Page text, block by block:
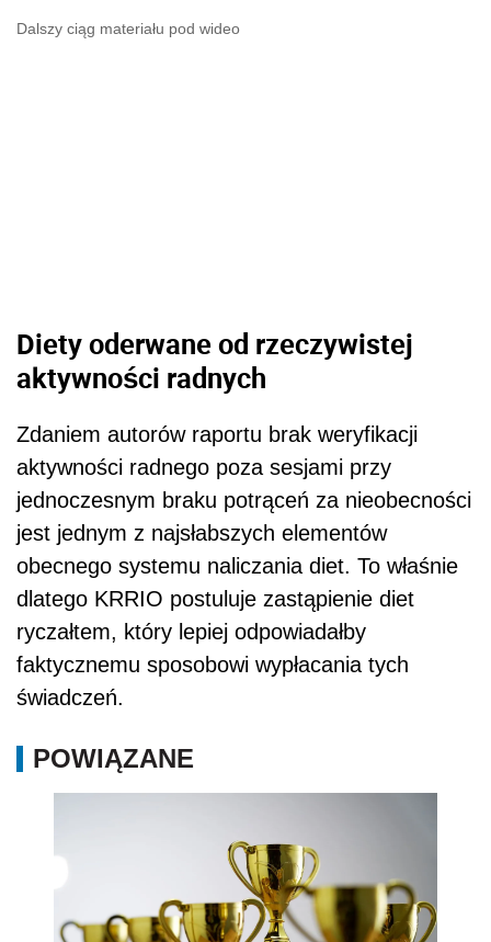
Dalszy ciąg materiału pod wideo
Diety oderwane od rzeczywistej
aktywności radnych
Zdaniem autorów raportu brak weryfikacji
aktywności radnego poza sesjami przy
jednoczesnym braku potrąceń za nieobecności
jest jednym z najsłabszych elementów
obecnego systemu naliczania diet. To właśnie
dlatego KRRIO postuluje zastąpienie diet
ryczałtem, który lepiej odpowiadałby
faktycznemu sposobowi wypłacania tych
świadczeń.
POWIĄZANE